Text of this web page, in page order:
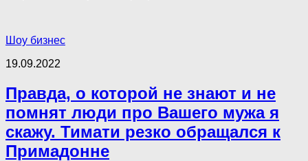
Шоу бизнес
19.09.2022
Правда, о которой не знают и не
помнят люди про Вашего мужа я
скажу. Тимати резко обращался к
Примадонне